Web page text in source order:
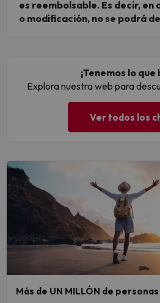
es reembolsable. Es decir, en
o modificación, no se podrá
¡Tenemos lo que
Explora nuestra web para
Ver todos los
Más de UN MILLÓN de